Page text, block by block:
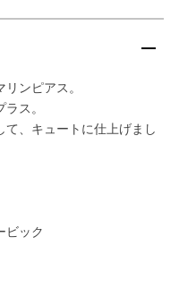
ンピアス。
ス。
て、キュートに仕上げまし
ビック